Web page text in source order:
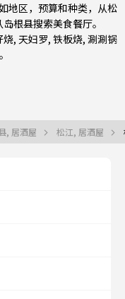
地区，预算和种类，从松
岛根县搜索美食餐厅。
烧, 天妇罗, 铁板烧, 涮涮锅
。
, 居酒屋 松江, 居酒屋